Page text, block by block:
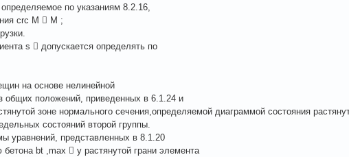
по указаниям 8.2.16,
crc M  M ;
s  допускается определять по
на основе нелинейной
общих положений, приведенных в 6.1.24 и
зоне нормального сечения,определяемой диаграммой состояния
состояний второй группы.
уравнений, представленных в 8.1.20
bt ,max  у растянутой грани элемента